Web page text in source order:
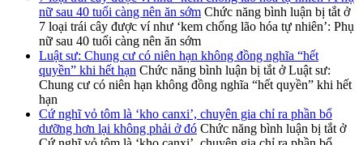
nữ sau 40 tuổi càng nên ăn sớm Chức năng bình luận bị tắt ở
7 loại trái cây được ví như ‘kem chống lão hóa tự nhiên’: Phụ
nữ sau 40 tuổi càng nên ăn sớm
Luật sư: Chung cư có niên hạn không đồng nghĩa “hết
quyền” khi hết hạn Chức năng bình luận bị tắt ở Luật sư:
Chung cư có niên hạn không đồng nghĩa “hết quyền” khi hết
hạn
Cứ nghĩ vỏ tôm là ‘kho canxi’, chuyên gia chỉ ra phần bổ
dưỡng hơn lại không phải ở đó Chức năng bình luận bị tắt ở